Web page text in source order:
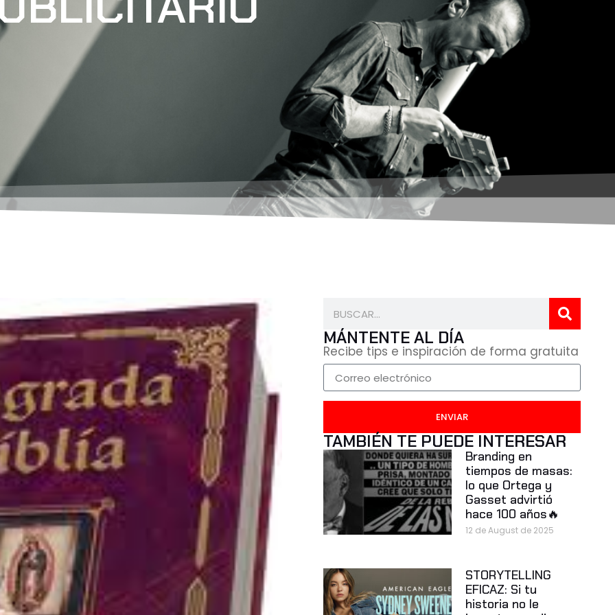
MÁNTENTE AL DÍA
Recibe tips e inspiración de forma gratuita
ENVIAR
TAMBIÉN TE PUEDE INTERESAR
Branding en
tiempos de masas:
lo que Ortega y
Gasset advirtió
hace 100 años🔥
12 de August de 2025
STORYTELLING
EFICAZ: Si tu
historia no le